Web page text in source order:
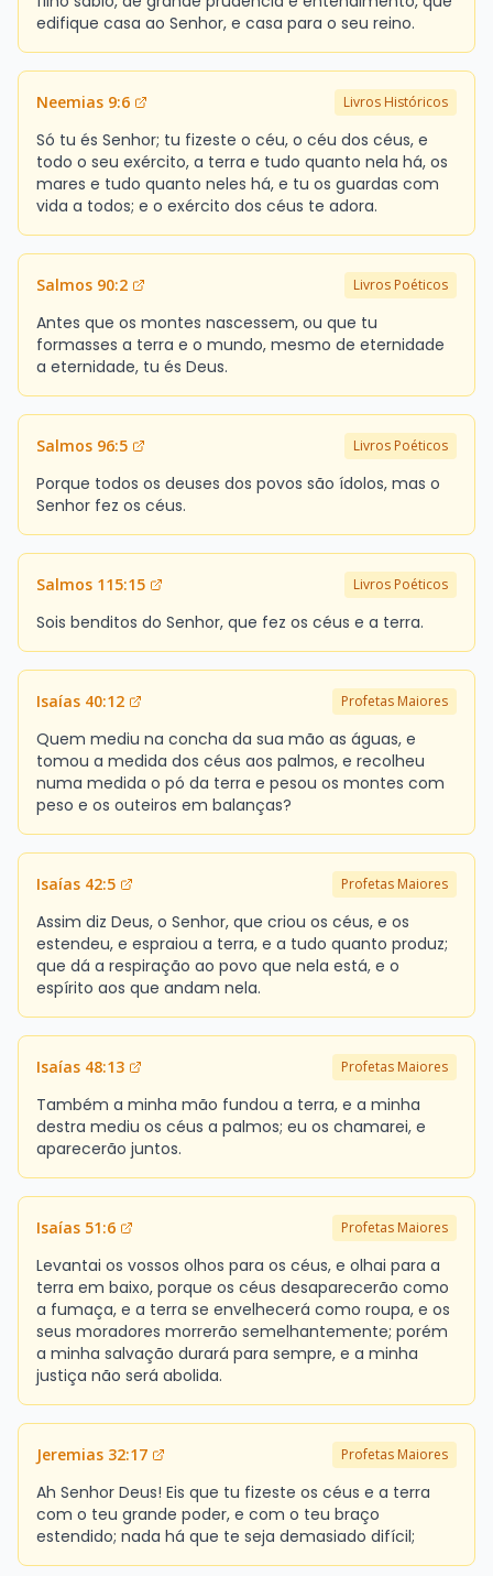
edifique casa ao Senhor, e casa para o seu reino.
Neemias 9:6 Livros Históricos
Só tu és Senhor; tu fizeste o céu, o céu dos céus, e
todo o seu exército, a terra e tudo quanto nela há, os
mares e tudo quanto neles há, e tu os guardas com
vida a todos; e o exército dos céus te adora.
Salmos 90:2 Livros Poéticos
Antes que os montes nascessem, ou que tu
formasses a terra e o mundo, mesmo de eternidade
a eternidade, tu és Deus.
Salmos 96:5 Livros Poéticos
Porque todos os deuses dos povos são ídolos, mas o
Senhor fez os céus.
Salmos 115:15 Livros Poéticos
Sois benditos do Senhor, que fez os céus e a terra.
Isaías 40:12 Profetas Maiores
Quem mediu na concha da sua mão as águas, e
tomou a medida dos céus aos palmos, e recolheu
numa medida o pó da terra e pesou os montes com
peso e os outeiros em balanças?
Isaías 42:5 Profetas Maiores
Assim diz Deus, o Senhor, que criou os céus, e os
estendeu, e espraiou a terra, e a tudo quanto produz;
que dá a respiração ao povo que nela está, e o
espírito aos que andam nela.
Isaías 48:13 Profetas Maiores
Também a minha mão fundou a terra, e a minha
destra mediu os céus a palmos; eu os chamarei, e
aparecerão juntos.
Isaías 51:6 Profetas Maiores
Levantai os vossos olhos para os céus, e olhai para a
terra em baixo, porque os céus desaparecerão como
a fumaça, e a terra se envelhecerá como roupa, e os
seus moradores morrerão semelhantemente; porém
a minha salvação durará para sempre, e a minha
justiça não será abolida.
Jeremias 32:17 Profetas Maiores
Ah Senhor Deus! Eis que tu fizeste os céus e a terra
com o teu grande poder, e com o teu braço
estendido; nada há que te seja demasiado difícil;